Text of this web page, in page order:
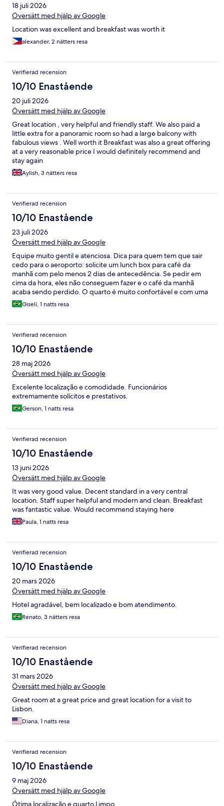
18 juli 2026
Översätt med hjälp av Google
Location was excellent and breakfast was worth it
alexander, 2 nätters resa
Verifierad recension
10/10 Enastående
20 juli 2026
Översätt med hjälp av Google
Great location , very helpful and friendly staff. We also paid a
little extra for a panoramic room so had a large balcony with
fabulous views . Well worth it Breakfast was also a great offering
at a very reasonable price I would definitely recommend and
stay again
Aylish, 3 nätters resa
Verifierad recension
10/10 Enastående
23 juli 2026
Översätt med hjälp av Google
Equipe muito gentil e atenciosa. Dica para quem tem que sair
cedo para o aeroporto: solicite um lunch box para café da
manhã com pelo menos 2 dias de antecedência. Se pedir em
cima da hora, eles não conseguem fazer e o café da manhã
acaba sendo perdido. O quarto é muito confortável e com uma
banheira muito boa. Recomendo bastante a estadia.
Giseli, 1 natts resa
Verifierad recension
10/10 Enastående
28 maj 2026
Översätt med hjälp av Google
Excelente localização e comodidade. Funcionários
extremamente solícitos e prestativos.
Gerson, 1 natts resa
Verifierad recension
10/10 Enastående
13 juni 2026
Översätt med hjälp av Google
It was very good value. Decent standard in a very central
location. Staff super helpful and modern and clean. Breakfast
was fantastic value. Would recommend staying here
Paula, 1 natts resa
Verifierad recension
10/10 Enastående
20 mars 2026
Översätt med hjälp av Google
Hotel agradável, bem localizado e bom atendimento.
Renato, 3 nätters resa
Verifierad recension
10/10 Enastående
31 mars 2026
Översätt med hjälp av Google
Great room at a great price and great location for a visit to
Lisbon.
Diana, 1 natts resa
Verifierad recension
10/10 Enastående
9 maj 2026
Översätt med hjälp av Google
Ótima localização e quarto Limpo